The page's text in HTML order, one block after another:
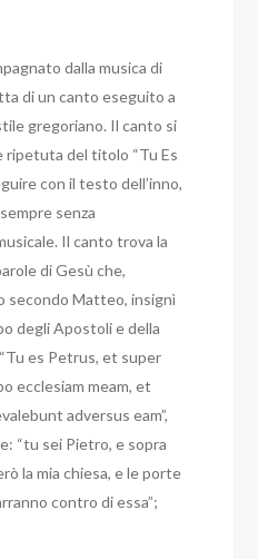
dalla musica di
di un canto eseguito a
gregoriano. Il canto si
ripetuta del titolo “Tu Es
con il testo dell’inno,
senza
Il canto trova la
di Gesù che,
secondo Matteo, insignì
degli Apostoli e della
es Petrus, et super
ecclesiam meam, et
adversus eam”,
“tu sei Pietro, e sopra
la mia chiesa, e le porte
contro di essa”;